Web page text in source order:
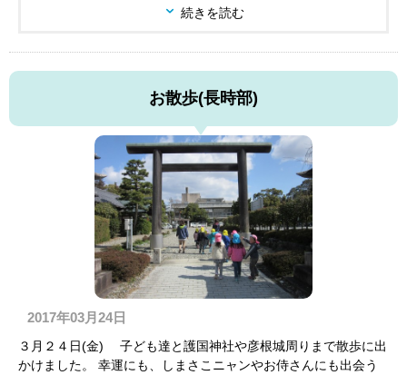
続きを読む
お散歩(長時部)
2017年03月24日
３月２４日(金) 子ども達と護国神社や彦根城周りまで散歩に出
かけました。 幸運にも、しまさこニャンやお侍さんにも出会う